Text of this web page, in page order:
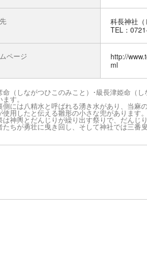
科長神社（
TEL：
ページ
http://
ml
命（しながつひこのみこと）･級長津姫命（
す。
側には八精水と呼ばれる湧き水があり、当麻
使用したと伝える雛形の小さな兜があります。
は神輿とだんじりが繰り出す祭りで、だんじ
たちが勇壮に曳き回し、そして神社では三番